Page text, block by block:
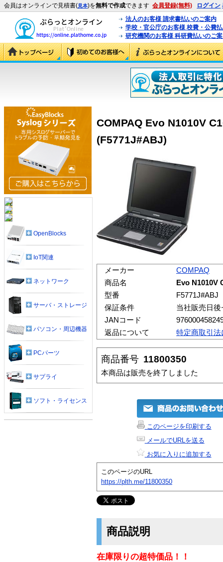
会員はオンラインで見積書(見本)を無料で作成できます 会員登録(無料) ログイン
法人のお客様 請求書払いのご案内
学校・官公庁のお客様 校費・公費
研究機関のお客様 科研費払いのご
COMPAQ Evo N1010V
(F5771J#ABJ)
メーカー
COMPAQ
商品名
Evo N1010V
型番
F5771J#ABJ
保証条件
当社販売日
JANコード
返品について
特定商取引
商品番号 11800350
本商品は販売を終了しました
このページを印刷する
メールでURLを送る
お気に入りに追加する
このページのURL
https://plth.me/11800350
商品説明
在庫限りの超特価品！！
OpenBlocks
IoT関連
ネットワーク
サーバ・ストレージ
パソコン・周辺機器
PCパーツ
サプライ
ソフト・ライセンス